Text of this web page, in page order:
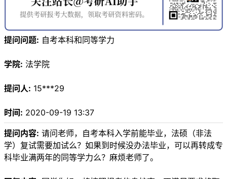
提问问题: 自考本科和同等学力
学院: 法学院
提问人: 15***29
时间: 2020-09-19 13:37
提问内容: 请问老师，自考本科入学前能毕业，法硕（非法
学）复试需要加试么？如果到时候没办法毕业，可以再转成专
科毕业满两年的同等学力么？麻烦老师了。